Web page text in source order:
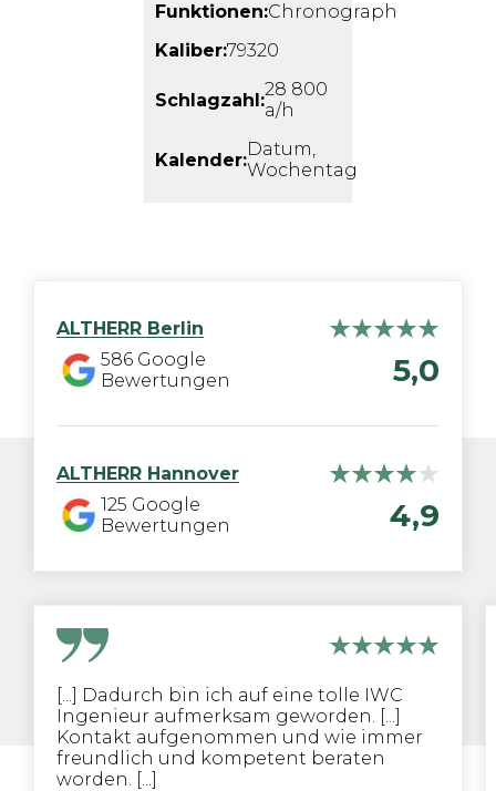
Funktionen:Chronograph
Kaliber:79320
Schlagzahl:28 800
a/h
Kalender:Datum,
Wochentag
ALTHERR Berlin
586 Google
Bewertungen
5,0
ALTHERR Hannover
125 Google
Bewertungen
4,9
[...] Dadurch bin ich auf eine tolle IWC
Ingenieur aufmerksam geworden. [...]
Kontakt aufgenommen und wie immer
freundlich und kompetent beraten
worden. [...]